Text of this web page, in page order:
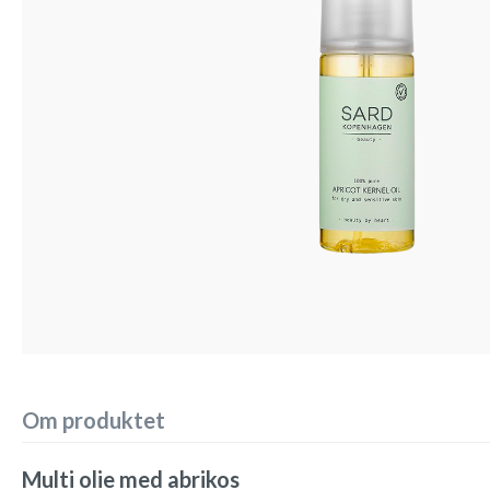
Om produktet
Multi olie med abrikos